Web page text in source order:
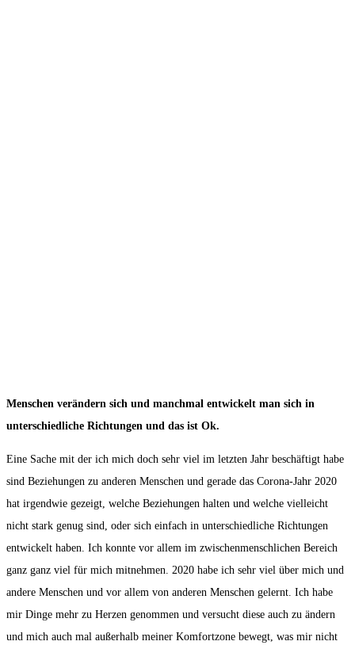
Menschen verändern sich und manchmal entwickelt man sich in
unterschiedliche Richtungen und das ist Ok.
Eine Sache mit der ich mich doch sehr viel im letzten Jahr beschäftigt habe
sind Beziehungen zu anderen Menschen und gerade das Corona-Jahr 2020
hat irgendwie gezeigt, welche Beziehungen halten und welche vielleicht
nicht stark genug sind, oder sich einfach in unterschiedliche Richtungen
entwickelt haben. Ich konnte vor allem im zwischenmenschlichen Bereich
ganz ganz viel für mich mitnehmen. 2020 habe ich sehr viel über mich und
andere Menschen und vor allem von anderen Menschen gelernt. Ich habe
mir Dinge mehr zu Herzen genommen und versucht diese auch zu ändern
und mich auch mal außerhalb meiner Komfortzone bewegt, was mir nicht